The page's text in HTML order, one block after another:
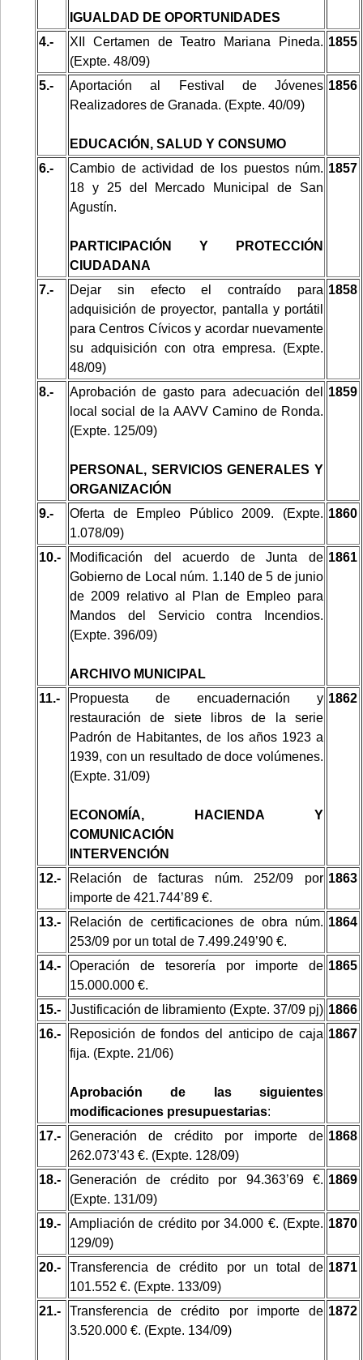
IGUALDAD DE OPORTUNIDADES
4.-
XII Certamen de Teatro Mariana Pineda.
(Expte. 48/09)
1855
5.-
Aportación al Festival de Jóvenes
Realizadores de Granada. (Expte. 40/09)
EDUCACIÓN, SALUD Y CONSUMO
1856
6.-
Cambio de actividad de los puestos núm.
18 y 25 del Mercado Municipal de San
Agustín.
PARTICIPACIÓN Y PROTECCIÓN
CIUDADANA
1857
7.-
Dejar sin efecto el contraído para
adquisición de proyector, pantalla y portátil
para Centros Cívicos y acordar nuevamente
su adquisición con otra empresa. (Expte.
48/09)
1858
8.-
Aprobación de gasto para adecuación del
local social de la AAVV Camino de Ronda.
(Expte. 125/09)
PERSONAL, SERVICIOS GENERALES Y
ORGANIZACIÓN
1859
9.-
Oferta de Empleo Público 2009. (Expte.
1.078/09)
1860
10.-
Modificación del acuerdo de Junta de
Gobierno de Local núm. 1.140 de 5 de junio
de 2009 relativo al Plan de Empleo para
Mandos del Servicio contra Incendios.
(Expte. 396/09)
ARCHIVO MUNICIPAL
1861
11.-
Propuesta de encuadernación y
restauración de siete libros de la serie
Padrón de Habitantes, de los años 1923 a
1939, con un resultado de doce volúmenes.
(Expte. 31/09)
ECONOMÍA, HACIENDA Y
COMUNICACIÓN
INTERVENCIÓN
1862
12.-
Relación de facturas núm. 252/09 por
importe de 421.744’89 €.
1863
13.-
Relación de certificaciones de obra núm.
253/09 por un total de 7.499.249’90 €.
1864
14.-
Operación de tesorería por importe de
15.000.000 €.
1865
15.- Justificación de libramiento (Expte. 37/09 pj) 1866
16.-
Reposición de fondos del anticipo de caja
fija. (Expte. 21/06)
Aprobación de las siguientes
modificaciones presupuestarias:
1867
17.-
Generación de crédito por importe de
262.073’43 €. (Expte. 128/09)
1868
18.-
Generación de crédito por 94.363’69 €.
(Expte. 131/09)
1869
19.-
Ampliación de crédito por 34.000 €. (Expte.
129/09)
1870
20.-
Transferencia de crédito por un total de
101.552 €. (Expte. 133/09)
1871
21.-
Transferencia de crédito por importe de
3.520.000 €. (Expte. 134/09)
1872